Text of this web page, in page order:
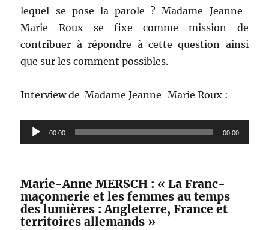
lequel se pose la parole ? Madame Jeanne-
Marie Roux se fixe comme mission de
contribuer à répondre à cette question ainsi
que sur les comment possibles.
Interview de Madame Jeanne-Marie Roux :
Lecteur
audio
00:00 00:00
Marie-Anne MERSCH : « La Franc-
maçonnerie et les femmes au temps
des lumières : Angleterre, France et
territoires allemands »